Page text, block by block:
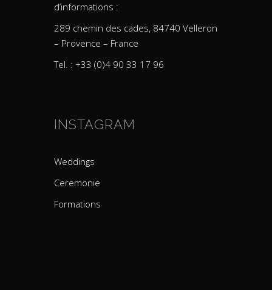
d’informations :
289 chemin des cades, 84740 Velleron
– Provence – France
Tel. : +33 (0)4 90 33 17 96
INSTAGRAM
Weddings
Ceremonie
Formations